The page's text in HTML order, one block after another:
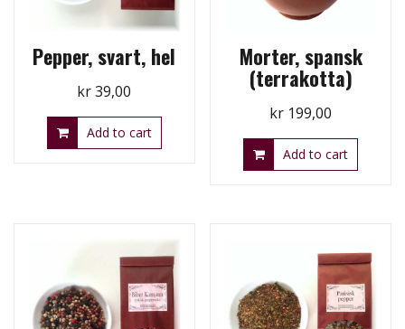
Pepper, svart, hel
kr39,00
Add to cart
Morter, spansk
(terrakotta)
kr 199,00
Add to cart